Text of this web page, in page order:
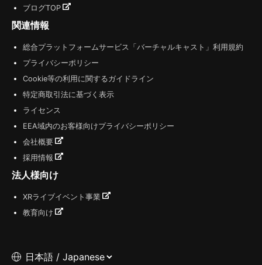
ブログTOP
関連情報
総合プラットフォームサービス「バーチャルキャスト」利用規約
プライバシーポリシー
Cookie等の利用に関するガイドライン
特定商取引法に基づく表示
ライセンス
EEA域内のお客様向けプライバシーポリシー
会社概要
採用情報
法人様向け
XRライブイベント事業
教育向け